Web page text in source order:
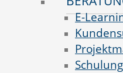
E-